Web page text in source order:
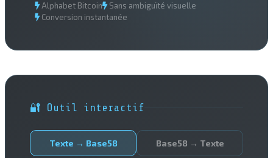
Alphabet Bitcoin Sans ambiguïté visuelle
Conversion instantanée
🔐 Outil interactif
Texte → Base58 Base58 → Texte